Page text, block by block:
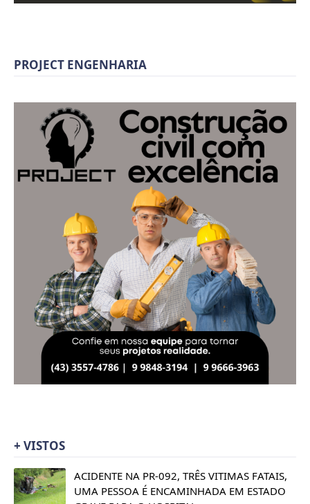
PROJECT ENGENHARIA
+ VISTOS
ACIDENTE NA PR-092, TRÊS VITIMAS FATAIS,
UMA PESSOA É ENCAMINHADA EM ESTADO